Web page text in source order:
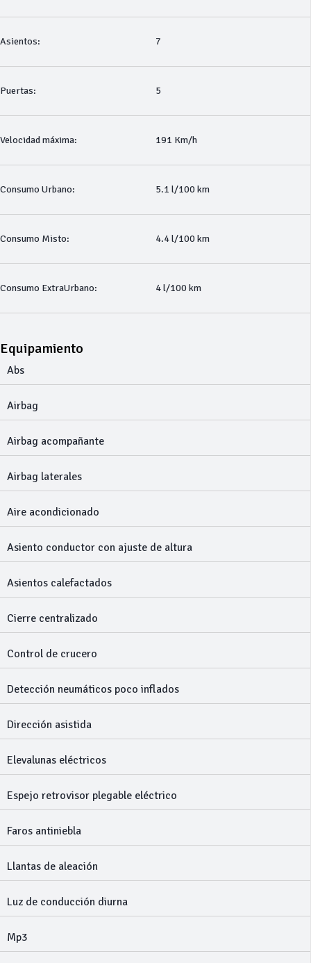
Asientos: 7
Puertas: 5
Velocidad máxima: 191 Km/h
Consumo Urbano: 5.1 l/100 km
Consumo Misto: 4.4 l/100 km
Consumo ExtraUrbano: 4 l/100 km
Equipamiento
Abs
Airbag
Airbag acompañante
Airbag laterales
Aire acondicionado
Asiento conductor con ajuste de altura
Asientos calefactados
Cierre centralizado
Control de crucero
Detección neumáticos poco inflados
Dirección asistida
Elevalunas eléctricos
Espejo retrovisor plegable eléctrico
Faros antiniebla
Llantas de aleación
Luz de conducción diurna
Mp3